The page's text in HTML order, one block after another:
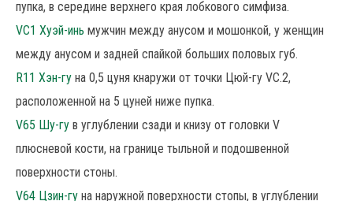
пупка, в середине верхнего края лобкового симфиза.
VC1 Хуэй-инь мужчин между анусом и мошонкой, у женщин
между анусом и задней спайкой больших половых губ.
R11 Хэн-гу на 0,5 цуня кнаружи от точки Цюй-гу VC.2,
расположенной на 5 цуней ниже пупка.
V65 Шу-гу в углублении сзади и книзу от головки V
плюсневой кости, на границе тыльной и подошвенной
поверхности стоны.
V64 Цзин-гу на наружной поверхности стопы, в углублении